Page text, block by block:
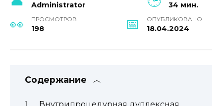
Administrator 34 мин.
ПРОСМОТРОВ
198
ОПУБЛИКОВАНО
18.04.2024
Содержание